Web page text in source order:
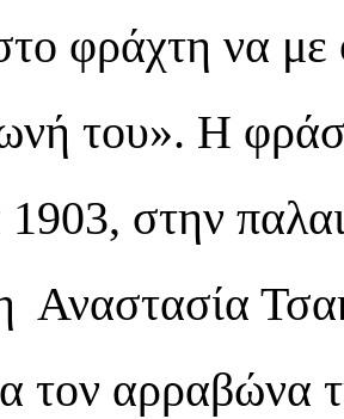
φράχτη να
του». Η
στην
Αναστασία
τον